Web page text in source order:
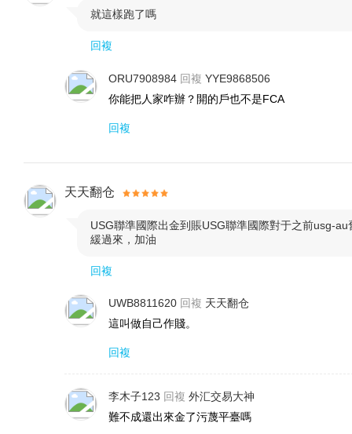
我們鼓勵基于數據驅動分析和戰略方法的可持續交
未來展望
我們正努力進一步改善客戶的全球外匯交易體驗，
范圍以涵蓋新興市場，以及創建更直觀、更有效的交易工
USGFX LLC 不僅僅是一家外匯工具提供商，更是
USGFX LLC 提供基于合約的外匯工具開發服務，
略，設計并開發定制化的外匯解決方案。我們認真傾聽
易機器人 (EA)。
在開發過程中，金融工程專家和軟件工程師緊密合
就這樣跑了嗎
回複
ORU7908984 回複 YYE9868506
你能把人家咋辦？開的戶也不是FCA
回複
天天翻仓
USG聯準國際出金到賬USG聯準國際對于之前usg-
緩過來，加油
回複
UWB8811620 回複 天天翻仓
這叫做自己作賤。
回複
李木子123 回複 外汇交易大神
難不成還出來金了污蔑平臺嗎